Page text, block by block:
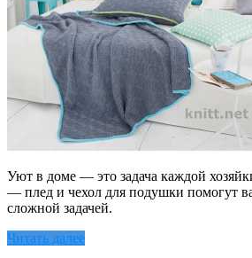
Уют в доме — это задача каждой
— плед и чехол для подушки помогут
сложной задачей.
Читать далее